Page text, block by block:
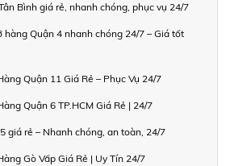
Bình giá rẻ, nhanh chóng, phục vụ 24/7
hàng Quận 4 nhanh chóng 24/7 – Giá tốt
Quận 11 Giá Rẻ – Phục Vụ 24/7
Quận 6 TP.HCM Giá Rẻ | 24/7
giá rẻ – Nhanh chóng, an toàn, 24/7
Gò Vấp Giá Rẻ | Uy Tín 24/7